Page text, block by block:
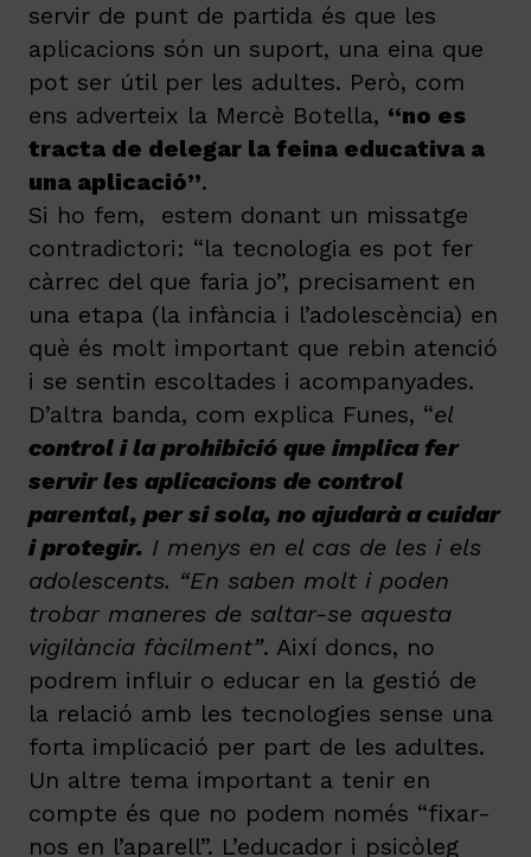
servir de punt de partida és que les
aplicacions són un suport, una eina que
pot ser útil per les adultes. Però, com
ens adverteix la Mercè Botella, “no es
tracta de delegar la feina educativa a
una aplicació”.
Si ho fem, estem donant un missatge
contradictori: “la tecnologia es pot fer
càrrec del que faria jo”, precisament en
una etapa (la infància i l’adolescència) en
què és molt important que rebin atenció
i se sentin escoltades i acompanyades.
D’altra banda, com explica Funes, “el
control i la prohibició que implica fer
servir les aplicacions de control
parental, per si sola, no ajudarà a cuidar
i protegir. I menys en el cas de les i els
adolescents. “En saben molt i poden
trobar maneres de saltar-se aquesta
vigilància fàcilment”. Així doncs, no
podrem influir o educar en la gestió de
la relació amb les tecnologies sense una
forta implicació per part de les adultes.
Un altre tema important a tenir en
compte és que no podem només “fixar-
nos en l’aparell”. L’educador i psicòleg